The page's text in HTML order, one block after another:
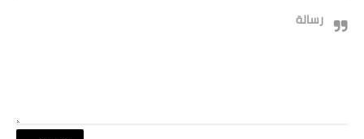
رسالة